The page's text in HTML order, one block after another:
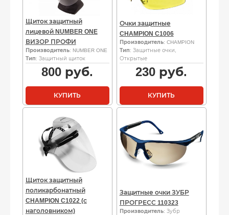
Щиток защитный
лицевой NUMBER ONE
ВИЗОР ПРОФИ
Производитель: NUMBER ONE
Тип: Защитный щиток
800 руб.
КУПИТЬ
Очки защитные
CHAMPION C1006
Производитель: CHAMPION
Тип: Защитные очки,
Открытые
230 руб.
КУПИТЬ
Щиток защитный
поликарбонатный
CHAMPION C1022 (с
наголовником)
Защитные очки ЗУБР
ПРОГРЕСС 110323
Производитель: Зубр